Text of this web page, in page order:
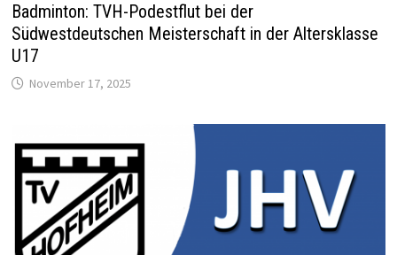
Badminton: TVH-Podestflut bei der
Südwestdeutschen Meisterschaft in der Altersklasse
U17
November 17, 2025